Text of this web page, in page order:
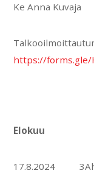
Ke Anna Kuvaja
https://forms.gle/
17.8.2024